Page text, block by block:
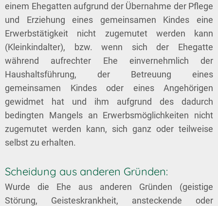
einem Ehegatten aufgrund der Übernahme der Pflege
und Erziehung eines gemeinsamen Kindes eine
Erwerbstätigkeit nicht zugemutet werden kann
(Kleinkindalter), bzw. wenn sich der Ehegatte
während aufrechter Ehe einvernehmlich der
Haushaltsführung, der Betreuung eines
gemeinsamen Kindes oder eines Angehörigen
gewidmet hat und ihm aufgrund des dadurch
bedingten Mangels an Erwerbsmöglichkeiten nicht
zugemutet werden kann, sich ganz oder teilweise
selbst zu erhalten.
Scheidung aus anderen Gründen:
Wurde die Ehe aus anderen Gründen (geistige
Störung, Geisteskrankheit, ansteckende oder